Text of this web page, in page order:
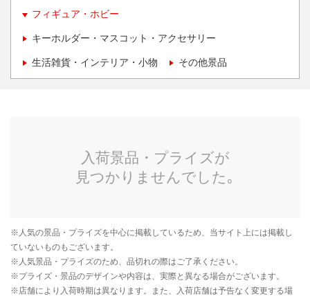
フィギュア・ホビー
キーホルダー・マスコット・アクセサリー
生活雑貨・インテリア・小物 その他景品